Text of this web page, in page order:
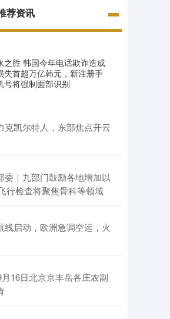
荐资讯
之胜 韩国今年电话欺诈造成
失首超万亿韩元，新注册手
号将强制面部识别
克凯尔特人，东部焦点开云
委｜九部门鼓励各地增加以
行检查将聚焦骨科等领域
线启动，欧洲急调空运，火
16日北京京丰岳各庄农副